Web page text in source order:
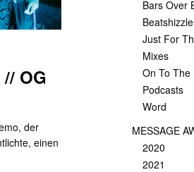
OG
der
einen
Bars Over
Beatshizzle
Just For
Mixes
On To The
Podcasts
Word
MESSAGE
2020
2021